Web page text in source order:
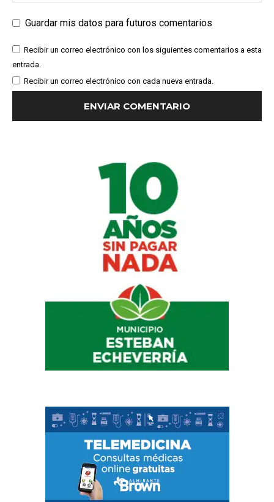
Guardar mis datos para futuros comentarios
Recibir un correo electrónico con los siguientes comentarios a esta
entrada.
Recibir un correo electrónico con cada nueva entrada.